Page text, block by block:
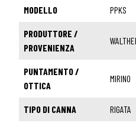
MODELLO PPKS
PRODUTTORE /
PROVENIENZA
PUNTAMENTO /
OTTICA
MIRINO
TIPO DI CANNA RIGATA